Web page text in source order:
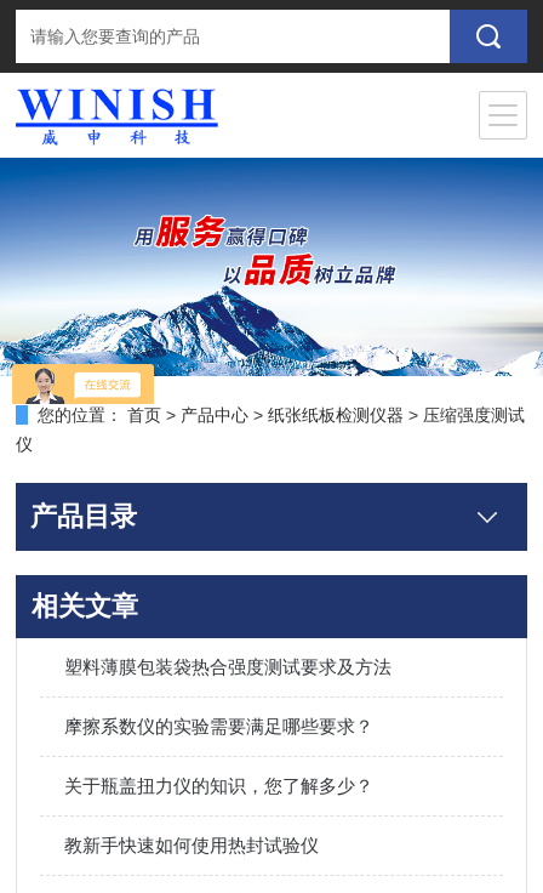
您的位置： 首页 > 产品中心 >纸张纸板检测仪器 > 压缩强度测试
仪
产品目录
相关文章
塑料薄膜包装袋热合强度测试要求及方法
摩擦系数仪的实验需要满足哪些要求？
关于瓶盖扭力仪的知识，您了解多少？
教新手快速如何使用热封试验仪